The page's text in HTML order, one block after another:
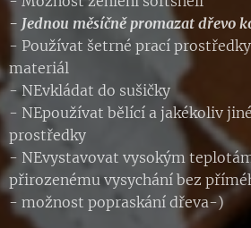
- Jednou měsíčně promazat dřevo
- Používat šetrné prací
materiál
- NEvkládat do sušičky
- NEpoužívat bělící a jakékoliv
prostředky
- NEvystavovat vysokým
přirozenému vysychání bez
- možnost popraskání dřeva-)